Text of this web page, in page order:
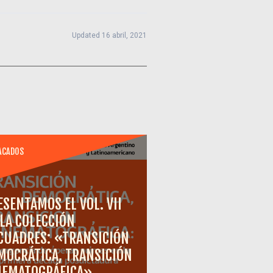
Updated 16 abril, 2021
EL VOL. VII
COLECCIÓN
«TRANSICIÓN
TRANSICIÓN